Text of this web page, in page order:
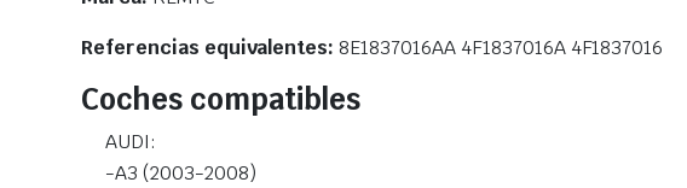
Referencias equivalentes: 8E1837016AA 4F1837016A 4F1837016
Coches compatibles
AUDI:
-A3 (2003-2008)